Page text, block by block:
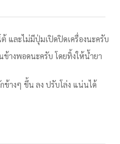
และไม่มีปุ่มเปิดปิดเครื่องนะครับ
ข้างพอดนะครับ โดยทิ้งให้น้ำยา
ข้างๆ ขึ้น ลง ปรับโล่ง แน่นได้